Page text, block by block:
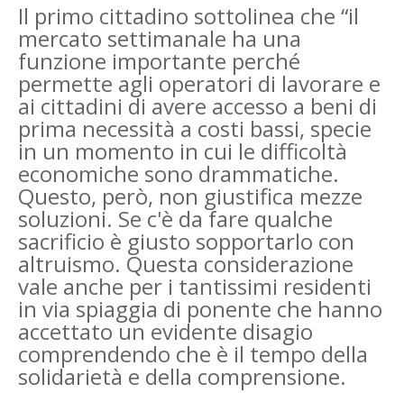
Il primo cittadino sottolinea che “il
mercato settimanale ha una
funzione importante perché
permette agli operatori di lavorare e
ai cittadini di avere accesso a beni di
prima necessità a costi bassi, specie
in un momento in cui le difficoltà
economiche sono drammatiche.
Questo, però, non giustifica mezze
soluzioni. Se c'è da fare qualche
sacrificio è giusto sopportarlo con
altruismo. Questa considerazione
vale anche per i tantissimi residenti
in via spiaggia di ponente che hanno
accettato un evidente disagio
comprendendo che è il tempo della
solidarietà e della comprensione.